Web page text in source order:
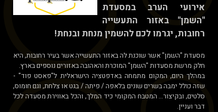
אירועי הערב במסעדת
"השמן" באזור התעשייה
רחובות, יגרמו לכם להשמין מנחת ובנחת!
מסעדת "השמן" אשר שוכנת לה באזור התעשייה אשר בעיר רחובות, היא
חלק מרשת מסעדות "השמן" המוכרת והאהובה באזורים נוספים בארץ.
במהלך היום, המקום מתמחה באדפטציה הישראלית ל"פאסט פוד" -
שזה כולל ימבה בשרים שונים בלאפה / פיתה / בגט או צלחת, וגם חומוס,
סלטים, ובקיצור... המטבח המקומי כיד המלך, והכל באווירת מסעדה לכל
דבר ועניין.